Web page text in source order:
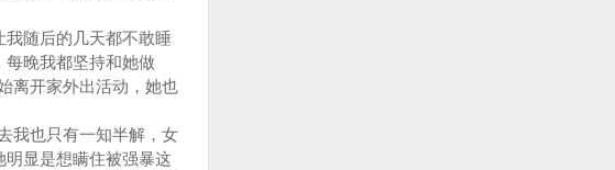
随后的几天都不敢睡
晚我都坚持和她做
离开家外出活动，她也
我也只有一知半解，女
明显是想瞒住被强暴这